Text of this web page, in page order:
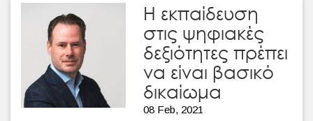
Η εκπαίδευση
στις ψηφιακές
δεξιότητες πρέπει
να είναι βασικό
δικαίωμα
08 Feb, 2021